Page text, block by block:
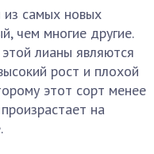
из самых новых
чем многие другие.
лианы являются
рост и плохой
этот сорт менее
на